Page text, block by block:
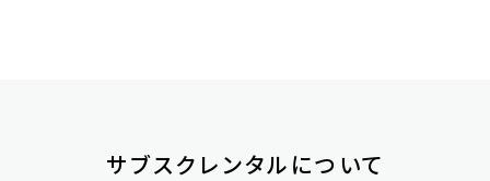
サブスクレンタルについて